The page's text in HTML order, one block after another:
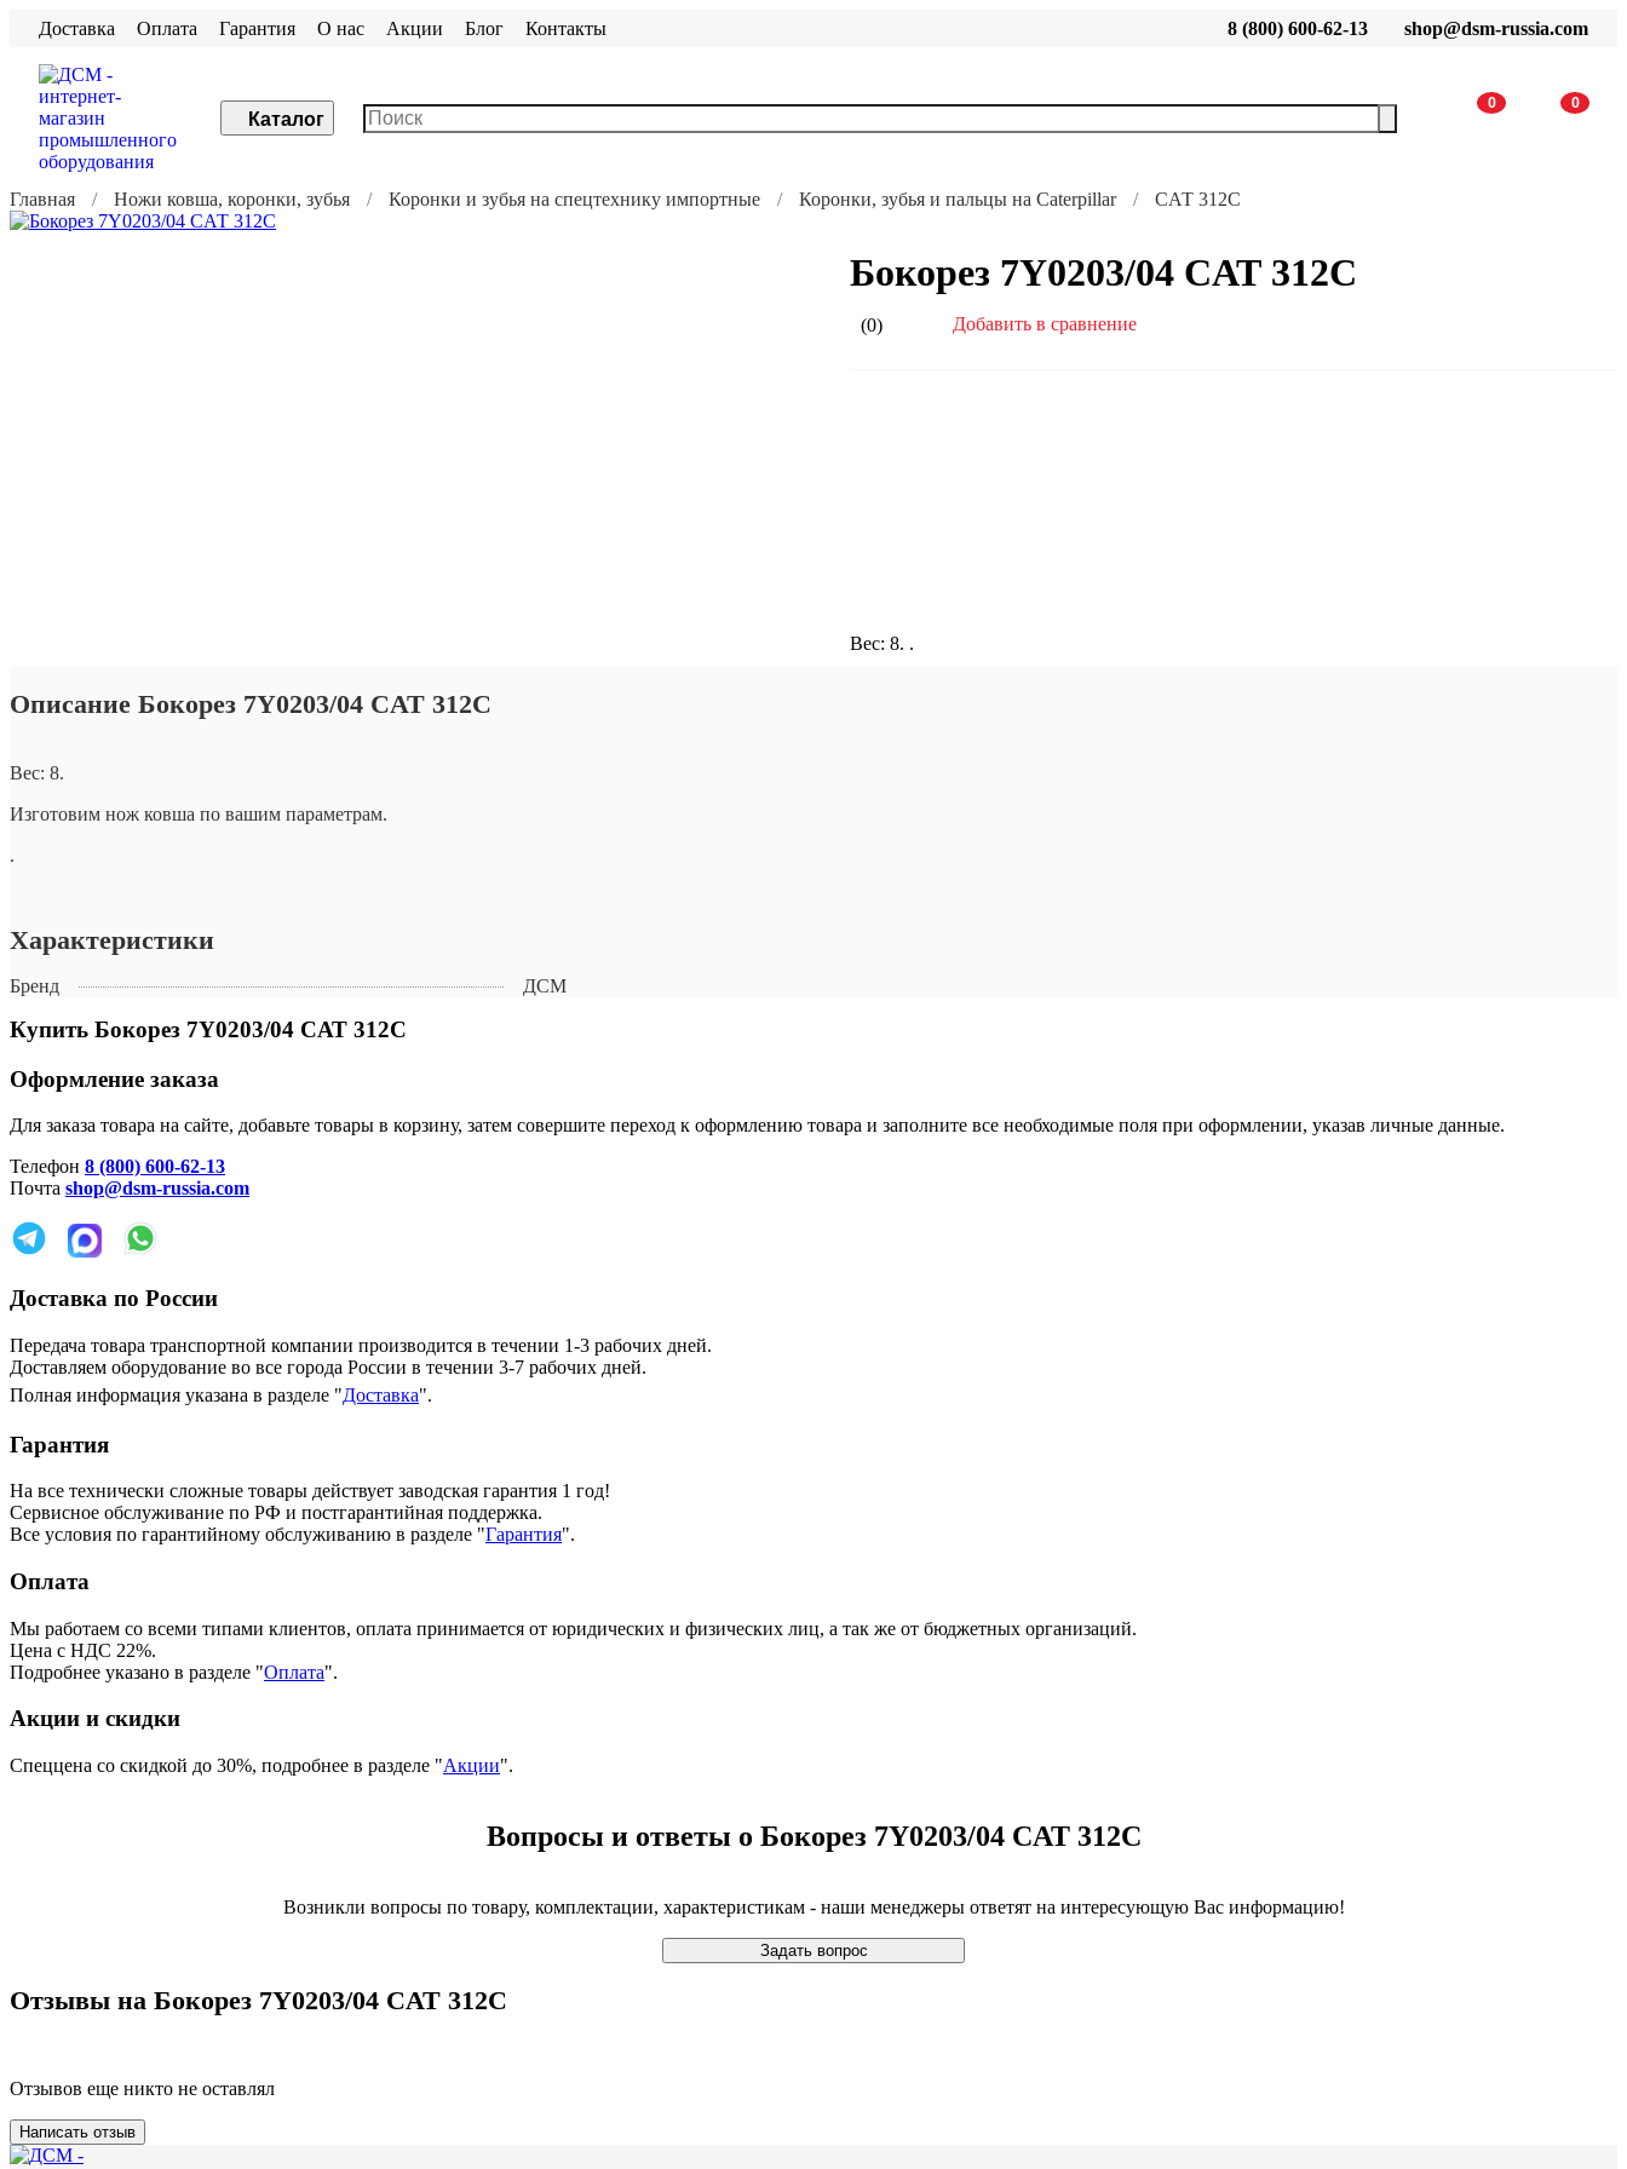
Доставка Оплата Гарантия О нас Акции Блог Контакты 8 (800) 600-62-13 shop@dsm-russia.com
Каталог
0 0
Главная Ножи ковша, коронки, зубья Коронки и зубья на спецтехнику импортные Коронки, зубья и пальцы на Caterpillar CАТ 312С
Бокорез 7Y0203/04 CАТ 312С
(0) Добавить в сравнение
Вес: 8. .
Описание Бокорез 7Y0203/04 CАТ 312С
Вес: 8.
Изготовим нож ковша по вашим параметрам.
.
Характеристики
Бренд ДСМ
Купить Бокорез 7Y0203/04 CАТ 312С
Оформление заказа
Для заказа товара на сайте, добавьте товары в корзину, затем совершите переход к оформлению товара и заполните все необходимые поля при оформлении, указав личные данные.
Телефон 8 (800) 600-62-13
Почта shop@dsm-russia.com
Доставка по России
Передача товара транспортной компании производится в течении 1-3 рабочих дней.
Доставляем оборудование во все города России в течении 3-7 рабочих дней.
Полная информация указана в разделе "Доставка".
Гарантия
На все технически сложные товары действует заводская гарантия 1 год!
Сервисное обслуживание по РФ и постгарантийная поддержка.
Все условия по гарантийному обслуживанию в разделе "Гарантия".
Оплата
Мы работаем со всеми типами клиентов, оплата принимается от юридических и физических лиц, а так же от бюджетных организаций.
Цена с НДС 22%.
Подробнее указано в разделе "Оплата".
Акции и скидки
Спеццена со скидкой до 30%, подробнее в разделе "Акции".
Вопросы и ответы о Бокорез 7Y0203/04 CАТ 312С
Возникли вопросы по товару, комплектации, характеристикам - наши менеджеры ответят на интересующую Вас информацию!
Задать вопрос
Отзывы на Бокорез 7Y0203/04 CАТ 312С
Отзывов еще никто не оставлял
Написать отзыв